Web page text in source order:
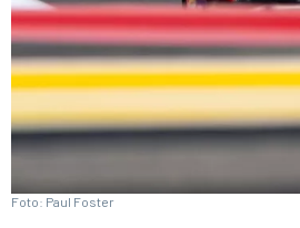
INDYCAR
Foto: Paul Foster